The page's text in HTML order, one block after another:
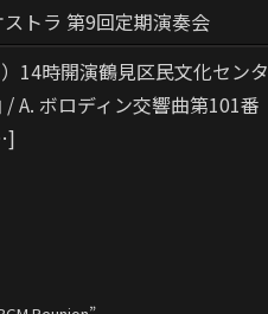
トラ 第9回定期演奏会
14時開演鶴見区民文化セン
/ A. ボロディン交響曲第101